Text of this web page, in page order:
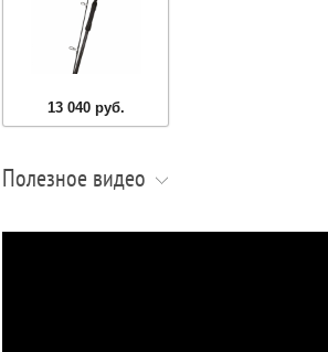
13 040 руб.
Полезное видео